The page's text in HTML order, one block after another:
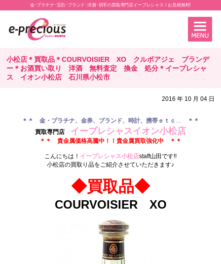
金･プラチナ･宝石･ブランド･洋酒･切手の買取専門店イープレシャス / お見積無料!
小松店＊買取品＊COURVOISIER XO クルボアジェ ブランデ
ー＊お酒買い取り 洋酒 無料査定 換金 処分＊イープレシャ
ス イオン小松店 石川県小松市
2016 年 10 月 04 日
＊ ＊ 金・プラチナ、金券、ブランド、時計、携帯ｅｔｃ ＊ ＊
買取専門店 イープレシャスイオン小松店
＊＊ 貴金属価格高騰中！！貴金属買取強化中 ＊＊
こんにちは！ イープレシャス小松店staff山田です!!
小松店の買取り品をご紹介させていただきます♪
◆買取品◆
COURVOISIER XO